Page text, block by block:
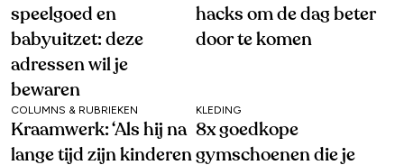
speelgoed en
babyuitzet: deze
adressen wil je
bewaren
hacks om de dag beter
door te komen
COLUMNS & RUBRIEKEN
Kraamwerk: ‘Als hij na
lange tijd zijn kinderen
KLEDING
8x goedkope
gymschoenen die je